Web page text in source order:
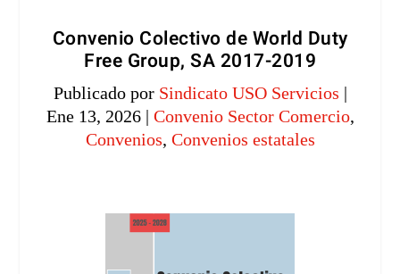
Convenio Colectivo de World Duty
Free Group, SA 2017-2019
Publicado por Sindicato USO Servicios |
Ene 13, 2026| Convenio Sector Comercio,
Convenios, Convenios estatales